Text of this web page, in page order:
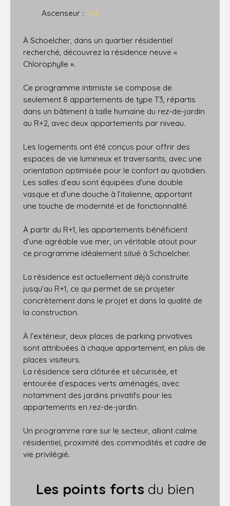
Ascenseur : Oui
À Schoelcher, dans un quartier résidentiel
recherché, découvrez la résidence neuve «
Chlorophylle ».
Ce programme intimiste se compose de
seulement 8 appartements de type T3, répartis
dans un bâtiment à taille humaine du rez-de-jardin
au R+2, avec deux appartements par niveau.
Les logements ont été conçus pour offrir des
espaces de vie lumineux et traversants, avec une
orientation optimisée pour le confort au quotidien.
Les salles d’eau sont équipées d’une double
vasque et d’une douche à l’italienne, apportant
une touche de modernité et de fonctionnalité.
À partir du R+1, les appartements bénéficient
d’une agréable vue mer, un véritable atout pour
ce programme idéalement situé à Schoelcher.
La résidence est actuellement déjà construite
jusqu’au R+1, ce qui permet de se projeter
concrètement dans le projet et dans la qualité de
la construction.
À l’extérieur, deux places de parking privatives
sont attribuées à chaque appartement, en plus de
places visiteurs.
La résidence sera clôturée et sécurisée, et
entourée d’espaces verts aménagés, avec
notamment des jardins privatifs pour les
appartements en rez-de-jardin.
Un programme rare sur le secteur, alliant calme
résidentiel, proximité des commodités et cadre de
vie privilégié.
Les points forts du bien